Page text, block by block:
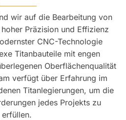
wir auf die Bearbeitung von
Präzision und Effizienz
CNC-Technologie
Titanbauteile mit engen
Oberflächenqualität
verfügt über Erfahrung im
Titanlegierungen, um die
jedes Projekts zu
erfüllen.